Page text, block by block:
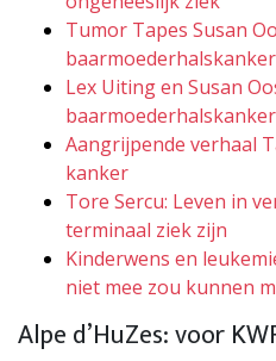
Tumor Tapes Susan
baarmoederhalskanker
Lex Uiting en Susan
baarmoederhalskanker
Aangrijpende verhaal
kanker
Tore Sercu: Leven in
terminaal ziek zijn
Kinderwens en
niet mee zou kunnen
Alpe d’HuZes: voor